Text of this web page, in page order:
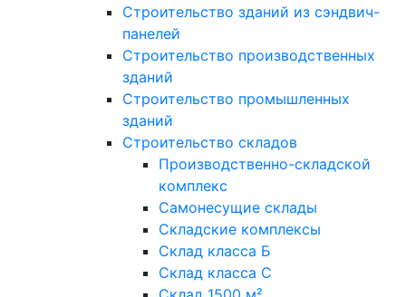
Строительство зданий из сэндвич-
панелей
Строительство производственных
зданий
Строительство промышленных
зданий
Строительство складов
Производственно-складской
комплекс
Самонесущие склады
Складские комплексы
Склад класса Б
Склад класса С